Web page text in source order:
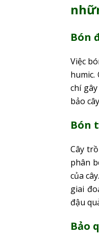
Bón
Việc
chí
bảo
Bón
Cây
phân
của
giai
đậu
Bảo